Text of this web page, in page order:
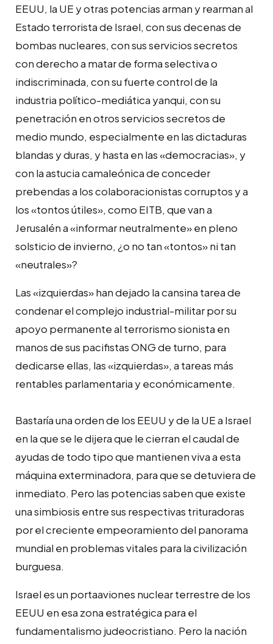
EEUU, la UE y otras potencias arman y rearman al
Estado terrorista de Israel, con sus decenas de
bombas nucleares, con sus servicios secretos
con derecho a matar de forma selectiva o
indiscriminada, con su fuerte control de la
industria político-mediática yanqui, con su
penetración en otros servicios secretos de
medio mundo, especialmente en las dictaduras
blandas y duras, y hasta en las «democracias», y
con la astucia camaleónica de conceder
prebendas a los colaboracionistas corruptos y a
los «tontos útiles», como EITB, que van a
Jerusalén a «informar neutralmente» en pleno
solsticio de invierno, ¿o no tan «tontos» ni tan
«neutrales»?
Las «izquierdas» han dejado la cansina tarea de
condenar el complejo industrial-militar por su
apoyo permanente al terrorismo sionista en
manos de sus pacifistas ONG de turno, para
dedicarse ellas, las «izquierdas», a tareas más
rentables parlamentaria y económicamente.
Bastaría una orden de los EEUU y de la UE a Israel
en la que se le dijera que le cierran el caudal de
ayudas de todo tipo que mantienen viva a esta
máquina exterminadora, para que se detuviera de
inmediato. Pero las potencias saben que existe
una simbiosis entre sus respectivas trituradoras
por el creciente empeoramiento del panorama
mundial en problemas vitales para la civilización
burguesa.
Israel es un portaaviones nuclear terrestre de los
EEUU en esa zona estratégica para el
fundamentalismo judeocristiano. Pero la nación